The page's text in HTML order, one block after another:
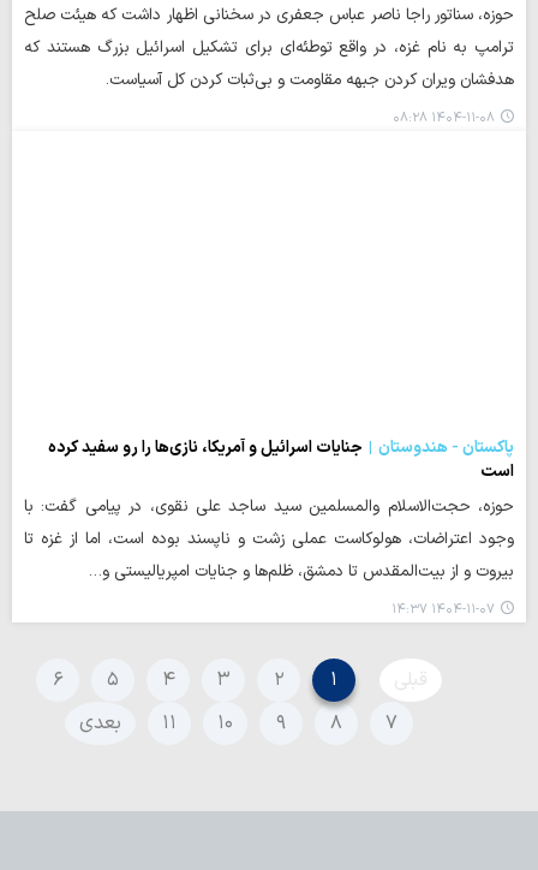
حوزه، سناتور راجا ناصر عباس جعفری در سخنانی اظهار داشت که هیئت صلح
ترامپ به نام غزه، در واقع توطئه‌ای برای تشکیل اسرائیل بزرگ هستند که
هدفشان ویران کردن جبهه مقاومت و بی‌ثبات کردن کل آسیاست.
۱۴۰۴-۱۱-۰۸ ۰۸:۲۸
پاکستان - هندوستان
جنایات اسرائیل و آمریکا، نازی‌ها را رو سفید کرده
است
حوزه، حجت‌الاسلام والمسلمین سید ساجد علی نقوی، در پیامی گفت: با
وجود اعتراضات، هولوکاست عملی زشت و ناپسند بوده است، اما از غزه تا
بیروت و از بیت‌المقدس تا دمشق، ظلم‌ها و جنایات امپریالیستی و…
۱۴۰۴-۱۱-۰۷ ۱۴:۳۷
قبلی ۱ ۲ ۳ ۴ ۵
۶
۷
۸ ۹ ۱۰ ۱۱ بعدی